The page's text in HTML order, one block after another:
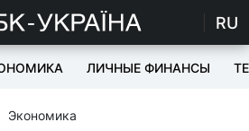
RU
ЛИЧНЫЕ ФИНАНСЫ
Экономика